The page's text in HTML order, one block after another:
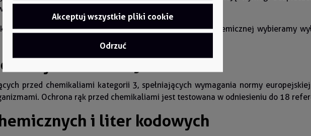
ochronę.
standardów jakości. Do naszych rękawic do ochrony chemicznej wybieramy
chemicznej
przed chemikaliami kategorii 3, spełniających wymagania normy
Ochrona rąk przed chemikaliami jest testowana w odniesieniu do 18
i liter kodowych
Akceptuj wszystkie pliki cookie
Odrzuć